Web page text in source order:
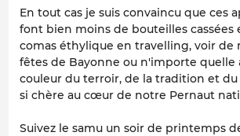
En tout cas je suis convaincu que ces
font bien moins de bouteilles cassées
comas éthylique en travelling, voir de
fêtes de Bayonne ou n'importe quelle
couleur du terroir, de la tradition et
si chère au cœur de notre Pernaut
Suivez le samu un soir de printemps